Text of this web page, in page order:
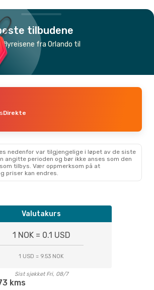
tilbudene
flyreisene fra Orlando til
Direkte
nedenfor var tilgjengelige i løpet av de siste
angitte perioden og bør ikke anses som den
tilbys. Vær oppmerksom på at
priser kan endres.
Valutakurs
1 NOK = 0.1 USD
1 USD = 9.53 NOK
Sist sjekket Fri, 08/7
kms